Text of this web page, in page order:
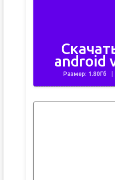
android
Размер: 1.80Гб